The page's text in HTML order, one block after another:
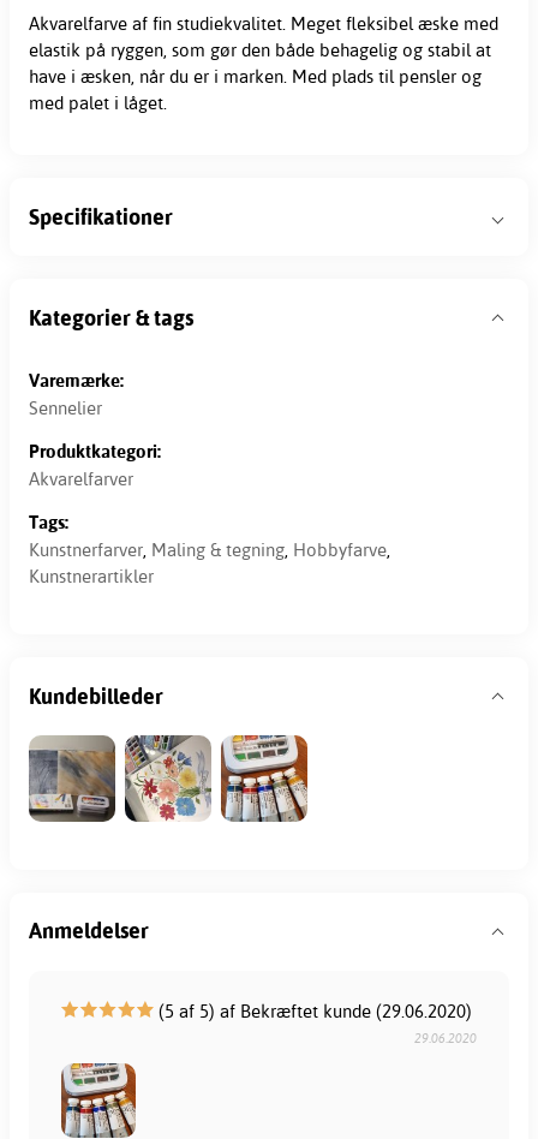
Akvarelfarve af fin studiekvalitet. Meget fleksibel æske med
elastik på ryggen, som gør den både behagelig og stabil at
have i æsken, når du er i marken. Med plads til pensler og
med palet i låget.
Specifikationer
Kategorier & tags
Varemærke:
Sennelier
Produktkategori:
Akvarelfarver
Tags:
Kunstnerfarver, Maling & tegning, Hobbyfarve,
Kunstnerartikler
Kundebilleder
Anmeldelser
(5 af 5) af Bekræftet kunde (29.06.2020)
29.06.2020